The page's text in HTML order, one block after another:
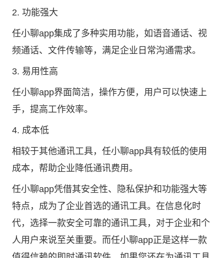
2. 功能强大
任小聊app集成了多种实用功能，如语音通话、视
频通话、文件传输等，满足企业日常沟通需求。
3. 易用性高
任小聊app界面简洁，操作方便，用户可以快速上
手，提高工作效率。
4. 成本低
相较于其他通讯工具，任小聊app具有较低的使用
成本，帮助企业降低通讯费用。
任小聊app凭借其安全性、隐私保护和功能强大等
特点，成为了企业首选的通讯工具。在信息化时
代，选择一款安全可靠的通讯工具，对于企业和个
人用户来说至关重要。而任小聊app正是这样一款